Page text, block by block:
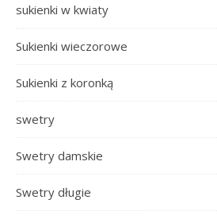
sukienki w kwiaty
Sukienki wieczorowe
Sukienki z koronką
swetry
Swetry damskie
Swetry długie